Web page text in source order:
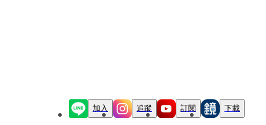
加入 追蹤 訂閱 下載